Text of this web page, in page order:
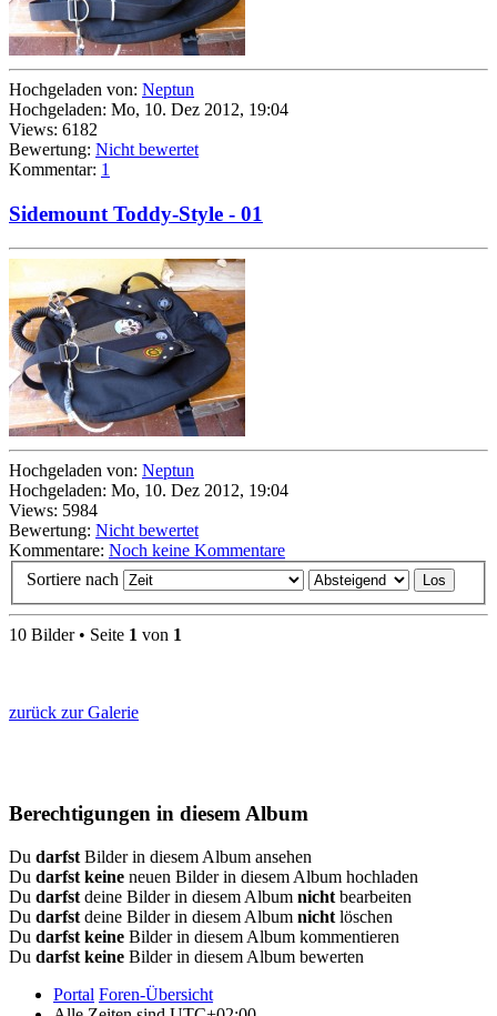
Hochgeladen von: Neptun
Hochgeladen: Mo, 10. Dez 2012, 19:04
Views: 6182
Bewertung: Nicht bewertet
Kommentar: 1
Sidemount Toddy-Style - 01
Hochgeladen von: Neptun
Hochgeladen: Mo, 10. Dez 2012, 19:04
Views: 5984
Bewertung: Nicht bewertet
Kommentare: Noch keine Kommentare
Sortiere nach
10 Bilder • Seite 1 von 1
zurück zur Galerie
Berechtigungen in diesem Album
Du darfst Bilder in diesem Album ansehen
Du darfst keine neuen Bilder in diesem Album hochladen
Du darfst deine Bilder in diesem Album nicht bearbeiten
Du darfst deine Bilder in diesem Album nicht löschen
Du darfst keine Bilder in diesem Album kommentieren
Du darfst keine Bilder in diesem Album bewerten
Portal Foren-Übersicht